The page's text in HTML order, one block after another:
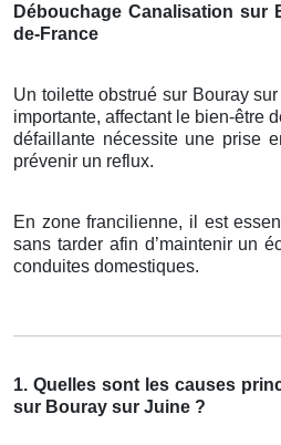
Débouchage Canalisation sur
de-France
Un toilette obstrué sur Bouray
importante, affectant le bien-être
défaillante nécessite une prise
prévenir un reflux.
En zone francilienne, il est
sans tarder afin d’maintenir un
conduites domestiques.
1. Quelles sont les causes
sur Bouray sur Juine ?